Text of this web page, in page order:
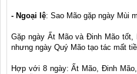
- Ngoại lệ: Sao Mão gặp ngày Mùi
Gặp ngày Ất Mão và Đinh Mão
nhưng ngày Quý Mão tạo tác mất
Hợp với 8 ngày: Ất Mão, Đinh